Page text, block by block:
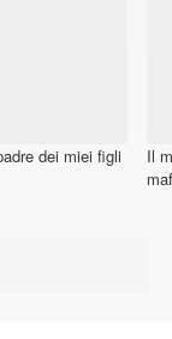
dei miei figli
Il